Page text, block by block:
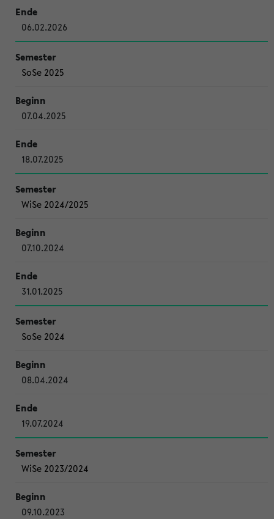
06.02.2026
SoSe 2025
07.04.2025
18.07.2025
WiSe 2024/2025
07.10.2024
31.01.2025
SoSe 2024
08.04.2024
19.07.2024
WiSe 2023/2024
09.10.2023